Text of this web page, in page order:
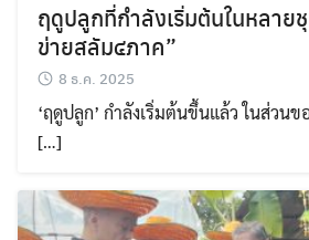
ฤดูปลูกที่กำลังเริ่มต้นในหลาย
ข่ายสลัม๔ภาค”
8 ธ.ค. 2025
‘ฤดูปลูก’ กำลังเริ่มต้นขึ้นแล้ว ในส่วนข
[…]